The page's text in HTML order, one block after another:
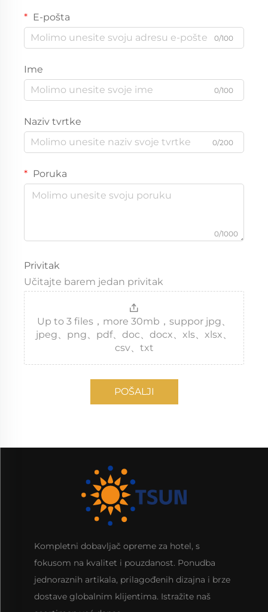
E-pošta
0/100
Ime
0/100
Naziv tvrtke
0/200
Poruka
0/1000
Privitak
Učitajte barem jedan privitak
Up to 3 files，more 30mb，suppor jpg、
jpeg、png、pdf、doc、docx、xls、xlsx、
csv、txt
POŠALJI
Kompletni dobavljač opreme za hotel, s
fokusom na kvalitet i pouzdanost. Ponudba
jednoraznih artikala, prilagođenih dizajna i brze
dostave globalnim klijentima. Istražite naš